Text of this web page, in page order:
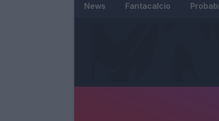
News Fantacalcio